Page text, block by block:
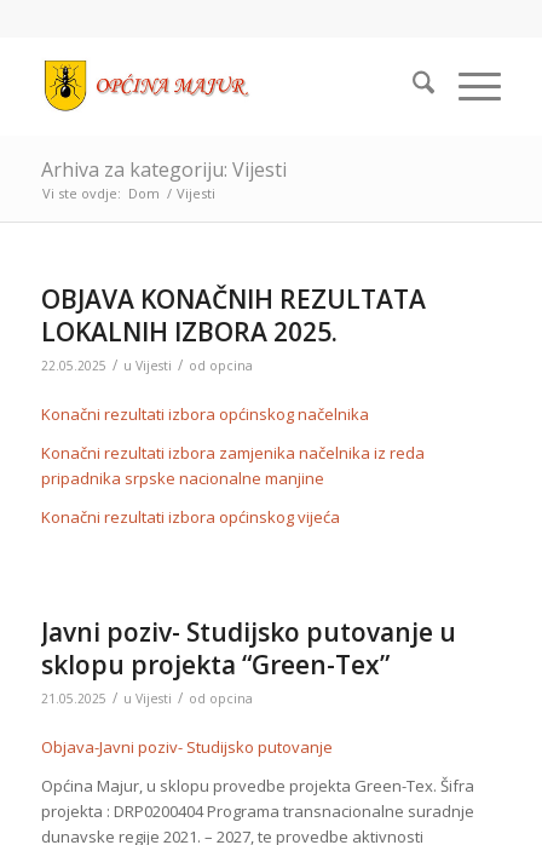
Arhiva za kategoriju: Vijesti
Vi ste ovdje: Dom / Vijesti
OBJAVA KONAČNIH REZULTATA
LOKALNIH IZBORA 2025.
22.05.2025 / u Vijesti / od opcina
Konačni rezultati izbora općinskog načelnika
Konačni rezultati izbora zamjenika načelnika iz reda
pripadnika srpske nacionalne manjine
Konačni rezultati izbora općinskog vijeća
Javni poziv- Studijsko putovanje u
sklopu projekta “Green-Tex”
21.05.2025 / u Vijesti / od opcina
Objava-Javni poziv- Studijsko putovanje
Općina Majur, u sklopu provedbe projekta Green-Tex. Šifra
projekta : DRP0200404 Programa transnacionalne suradnje
dunavske regije 2021. – 2027, te provedbe aktivnosti